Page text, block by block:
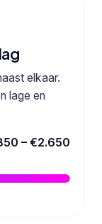
elkaar.
lage en
– €2.650